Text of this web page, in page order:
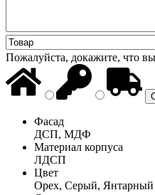
Пожалуйста, докажите, что
Фасад
ДСП, МДФ
Материал корпуса
ЛДСП
Цвет
Орех, Серый, Янтарный